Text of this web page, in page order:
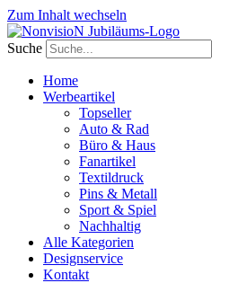
Zum Inhalt wechseln
Suche
Home
Werbeartikel
Topseller
Auto & Rad
Büro & Haus
Fanartikel
Textildruck
Pins & Metall
Sport & Spiel
Nachhaltig
Alle Kategorien
Designservice
Kontakt